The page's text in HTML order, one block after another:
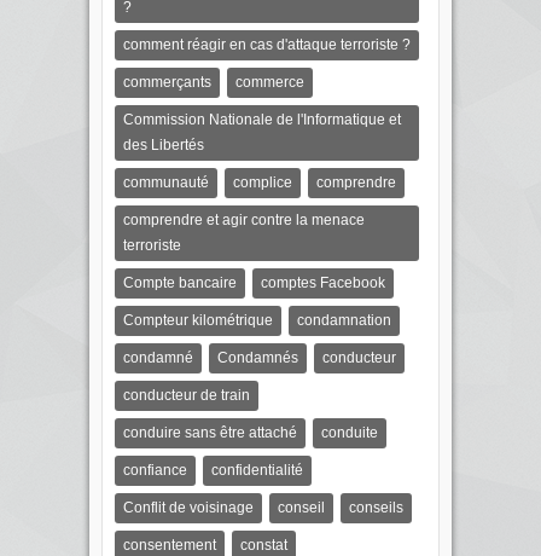
?
comment réagir en cas d'attaque terroriste ?
commerçants commerce
Commission Nationale de l'Informatique et
des Libertés
communauté complice comprendre
comprendre et agir contre la menace
terroriste
Compte bancaire comptes Facebook
Compteur kilométrique condamnation
condamné Condamnés conducteur
conducteur de train
conduire sans être attaché conduite
confiance confidentialité
Conflit de voisinage conseil conseils
consentement constat